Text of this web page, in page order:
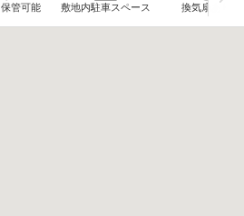
管可能 敷地内駐車スペース 換気扇あり